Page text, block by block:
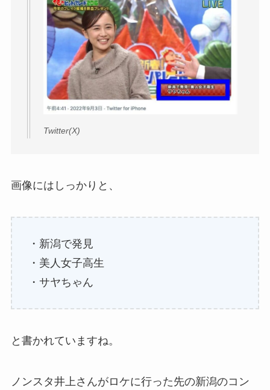
Twitter(X)
画像にはしっかりと、
・新潟で発見
・美人女子高生
・サヤちゃん
と書かれていますね。
ノンスタ井上さんがロケに行った先の新潟のコン